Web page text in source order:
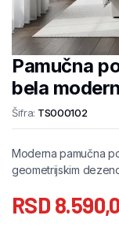
Pamučna
bela
Šifra: TS000102
Moderna pamučna
geometrijskim
RSD